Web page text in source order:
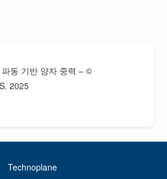
동 기반 양자 중력 – ©
2025
Technoplane